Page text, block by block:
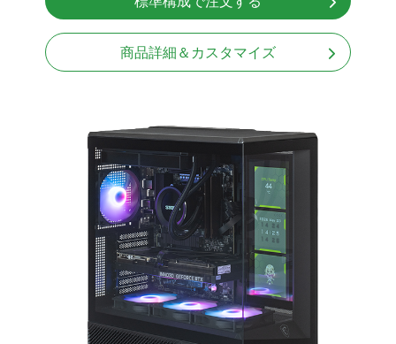
Windows11 Home 64bit
商品詳細＆カスタマイズ